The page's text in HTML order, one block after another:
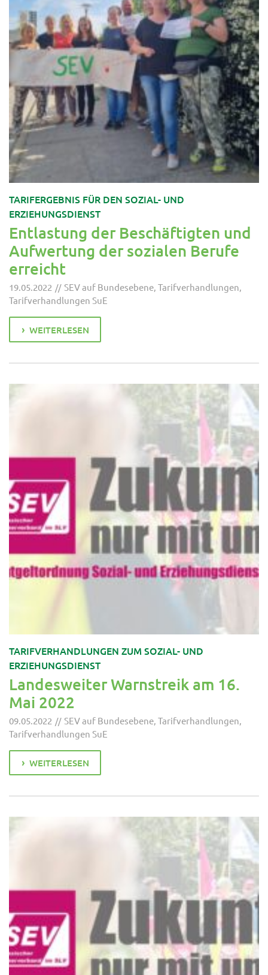
TARIFERGEBNIS FÜR DEN SOZIAL- UND
ERZIEHUNGSDIENST
Entlastung der Beschäftigten und
Aufwertung der sozialen Berufe
erreicht
19.05.2022 SEV auf Bundesebene, Tarifverhandlungen,
Tarifverhandlungen SuE
WEITERLESEN
TARIFVERHANDLUNGEN ZUM SOZIAL- UND
ERZIEHUNGSDIENST
Landesweiter Warnstreik am 16.
Mai 2022
09.05.2022 SEV auf Bundesebene Tarifverhandlungen
Tarifverhandlungen SuE
WEITERLESEN